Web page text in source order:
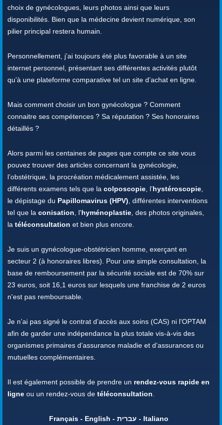
choix de gynécologues, leurs photos ainsi que leurs
disponibilités. Bien que la médecine devient numérique, son
pilier principal restera humain.
Personnellement, j’ai toujours été plus favorable à un site
internet personnel, présentant ses différentes activités plutôt
qu’à une plateforme comparative tel un site d’achat en ligne.
Mais comment choisir un bon gynécologue ? Comment
connaitre ses compétences ? Sa réputation ? Ses honoraires
détaillés ?
Alors parmi les centaines de pages que compte ce site vous
pouvez trouver des articles concernant la gynécologie,
l’obstétrique, la procréation médicalement assistée, les
différents examens tels que la colposcopie , l’hystéroscopie
le dépistage du Papillomavirus (HPV) , différentes interventions
tel que la conisation , l'hyménoplastie , des photos originales,
la téléconsultation et bien plus encore.
Je suis un gynécologue-obstétricien homme, exerçant en
secteur 2 (à honoraires libres). Pour une simple consultation, la
base de remboursement par la sécurité sociale est de 70% sur
23 euros, soit 16,1 euros sur lesquels une franchise de 2 euros
n'est pas remboursable.
Je n’ai pas signé le contrat d’accès aux soins (CAS) ni l'OPTAM
afin de garder une indépendance la plus totale vis-à-vis des
organismes primaires d’assurance maladie et d’assurances ou
mutuelles complémentaires.
Il est également possible de prendre un rendez-vous rapide en
ligne ou un rendez-vous de téléconsultation
Français - English - עברית - Italiano